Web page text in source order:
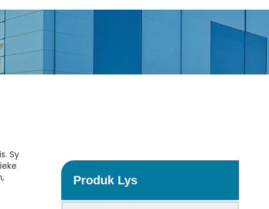
Sy
Produk Lys